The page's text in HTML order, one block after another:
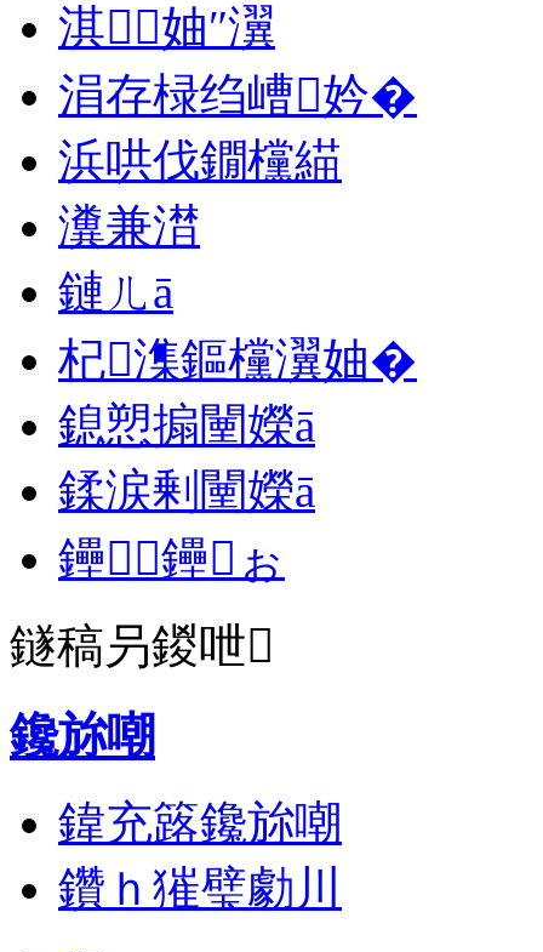
淇妯″瀷
涓存椂绉嶆妗�
浜哄伐鐗欓緢
瀵兼澘
鏈ㄦā
杞潗鏂欓瀷妯�
鎴愬搧闉嬫ā
鍒涙剰闉嬫ā
鑸┖鑸ぉ
鐩稿叧鍐呭
鑱旀嘲
鍏充簬鑱旀嘲
鑽ｈ獕璧勮川